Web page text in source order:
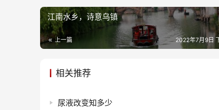
江南水乡，诗意乌镇
上一篇 2022年7月9日
相关推荐
尿液改变知多少